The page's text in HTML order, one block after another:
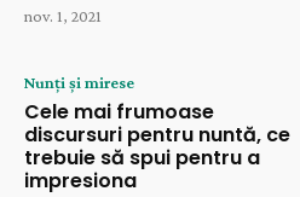
nov. 1, 2021
Nunți și mirese
Cele mai frumoase
discursuri pentru nuntă, ce
trebuie să spui pentru a
impresiona